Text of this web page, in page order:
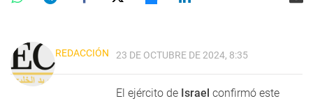
REDACCIÓN 23 DE OCTUBRE DE 2024, 8:35
El ejército de Israel confirmó este